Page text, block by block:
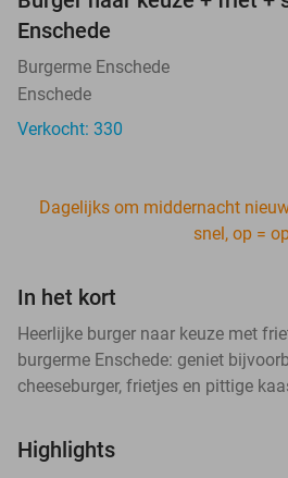
Enschede
Burgerme Enschede
Enschede
Verkocht: 330
Dagelijks om middernacht
snel, op =
In het kort
Heerlijke burger naar keuze met
burgerme Enschede: geniet
cheeseburger, frietjes en pittige
Highlights